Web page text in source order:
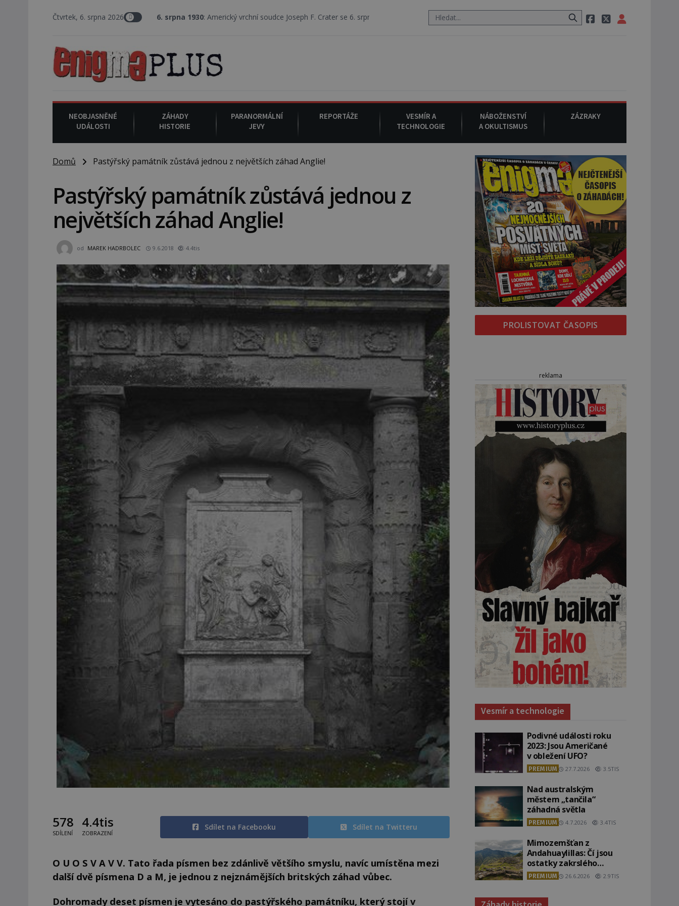
Čtvrtek, 6. srpna 20266. srpna 1930 : Americký vrchní soudce Joseph F. Crater se 6. srpna 1930 navečeří ve své oblíbené restauraci, pak si na ulici zavolá taxi, nasedne do něj a už ho nikdy nikdo
NEOBJASNĚNÉ
UDÁLOSTI
ZÁHADY
HISTORIE
PARANORMÁLNÍ
JEVY
REPORTÁŽE
VESMÍR A
TECHNOLOGIE
NÁBOŽENSTVÍ
A OKULTISMUS
ZÁZRAKY
Domů Pastýřský památník zůstává jednou z největších záhad Anglie!
Pastýřský památník zůstává jednou z
největších záhad Anglie!
od MAREK HADRBOLEC 9.6.2018 4.4tis
578
SDÍLENÍ
4.4tis
ZOBRAZENÍ
Sdílet na Facebooku Sdílet na Twitteru
O U O S V A V V. Tato řada písmen bez zdánlivě většího smyslu, navíc umístěna mezi
další dvě písmena D a M, je jednou z nejznámějších britských záhad vůbec.
Dohromady deset písmen je vytesáno do pastýřského památníku, který stojí v
PROLISTOVAT ČASOPIS
reklama
Vesmír a technologie
Podivné události roku
2023: Jsou Američané
v obležení UFO?
PREMIUM 27.7.2026 3.5TIS
Nad australským
městem „tančila“
záhadná světla
PREMIUM 4.7.2026 3.4TIS
Mimozemšťan z
Andahuaylillas: Čí jsou
ostatky zakrslého
stvoření s ohromnou
lebkou?
PREMIUM 26.6.2026 2.9TIS